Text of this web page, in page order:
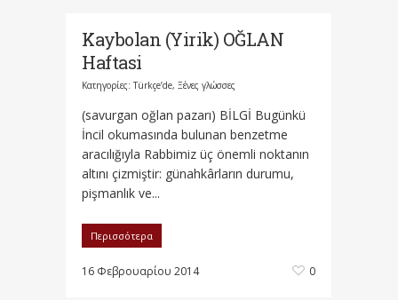
Kaybolan (Yirik) OĞLAN
Haftasi
Κατηγορίες:Türkçe’de, Ξένες γλώσσες
(savurgan oğlan pazarı) BİLGİ Bugünkü
İncil okumasında bulunan benzetme
aracılığıyla Rabbimiz üç önemli noktanın
altını çizmiştir: günahkârların durumu,
pişmanlık ve...
Περισσότερα
16 Φεβρουαρίου 2014 0